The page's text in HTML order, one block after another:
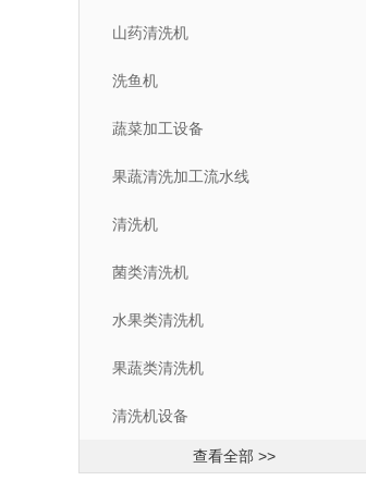
山药清洗机
洗鱼机
蔬菜加工设备
果蔬清洗加工流水线
清洗机
菌类清洗机
水果类清洗机
果蔬类清洗机
清洗机设备
查看全部 >>